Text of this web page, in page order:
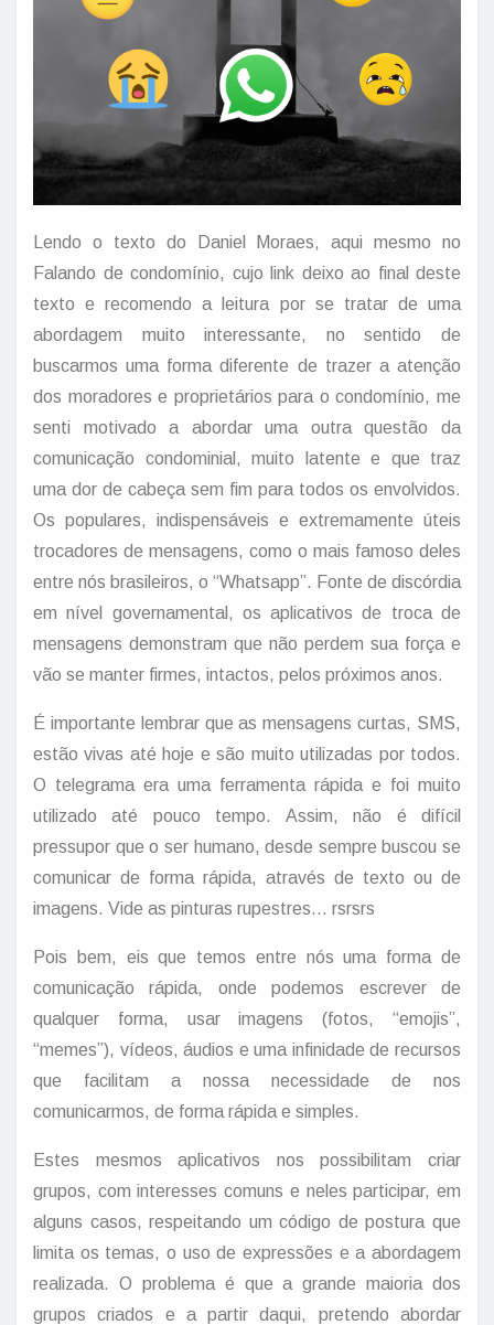
Lendo o texto do Daniel Moraes, aqui mesmo no
Falando de condomínio, cujo link deixo ao final deste
texto e recomendo a leitura por se tratar de uma
abordagem muito interessante, no sentido de
buscarmos uma forma diferente de trazer a atenção
dos moradores e proprietários para o condomínio, me
senti motivado a abordar uma outra questão da
comunicação condominial, muito latente e que traz
uma dor de cabeça sem fim para todos os envolvidos.
Os populares, indispensáveis e extremamente úteis
trocadores de mensagens, como o mais famoso deles
entre nós brasileiros, o “Whatsapp”. Fonte de discórdia
em nível governamental, os aplicativos de troca de
mensagens demonstram que não perdem sua força e
vão se manter firmes, intactos, pelos próximos anos.
É importante lembrar que as mensagens curtas, SMS,
estão vivas até hoje e são muito utilizadas por todos.
O telegrama era uma ferramenta rápida e foi muito
utilizado até pouco tempo. Assim, não é difícil
pressupor que o ser humano, desde sempre buscou se
comunicar de forma rápida, através de texto ou de
imagens. Vide as pinturas rupestres... rsrsrs
Pois bem, eis que temos entre nós uma forma de
comunicação rápida, onde podemos escrever de
qualquer forma, usar imagens (fotos, “emojis”,
“memes”), vídeos, áudios e uma infinidade de recursos
que facilitam a nossa necessidade de nos
comunicarmos, de forma rápida e simples.
Estes mesmos aplicativos nos possibilitam criar
grupos, com interesses comuns e neles participar, em
alguns casos, respeitando um código de postura que
limita os temas, o uso de expressões e a abordagem
realizada. O problema é que a grande maioria dos
grupos criados e a partir daqui, pretendo abordar